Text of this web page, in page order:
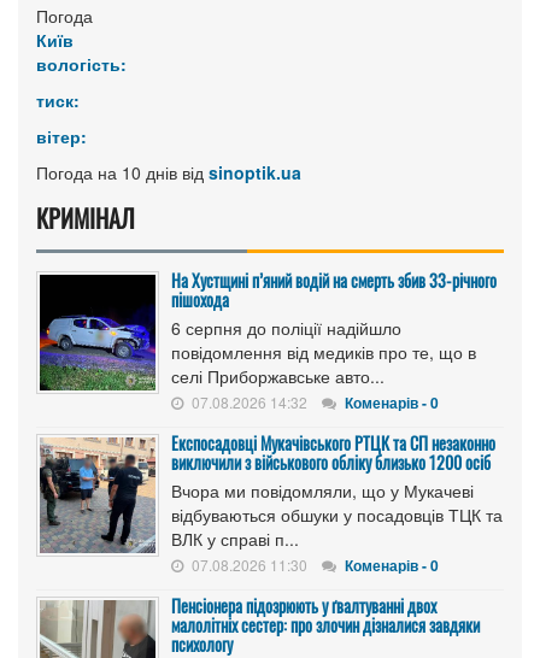
Погода
Київ
вологість:
тиск:
вітер:
Погода на 10 днів від sinoptik.ua
КРИМІНАЛ
На Хустщині п’яний водій на смерть збив 33-річного
пішохода
6 серпня до поліції надійшло
повідомлення від медиків про те, що в
селі Приборжавське авто...
07.08.2026 14:32 Коменарів - 0
Експосадовці Мукачівського РТЦК та СП незаконно
виключили з військового обліку близько 1200 осіб
Вчора ми повідомляли, що у Мукачеві
відбуваються обшуки у посадовців ТЦК та
ВЛК у справі п...
07.08.2026 11:30 Коменарів - 0
Пенсіонера підозрюють у ґвалтуванні двох
малолітніх сестер: про злочин дізналися завдяки
психологу